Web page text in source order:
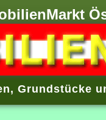
, Grundstücke